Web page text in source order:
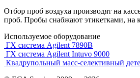
Отбор проб воздуха производят на
проб. Пробы снабжают этикетками, на
Используемое оборудование
ГХ система Agilent 7890B
ГХ система Agilent Intuvo 9000
Квадрупольный масс-селективный